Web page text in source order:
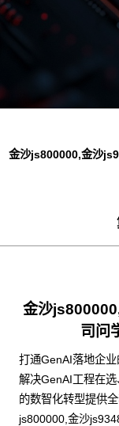
金沙js800000,金沙
金沙
司问
打通GenAI落地企
解决GenAI工程在
的数智化转型提供
js800000,金沙